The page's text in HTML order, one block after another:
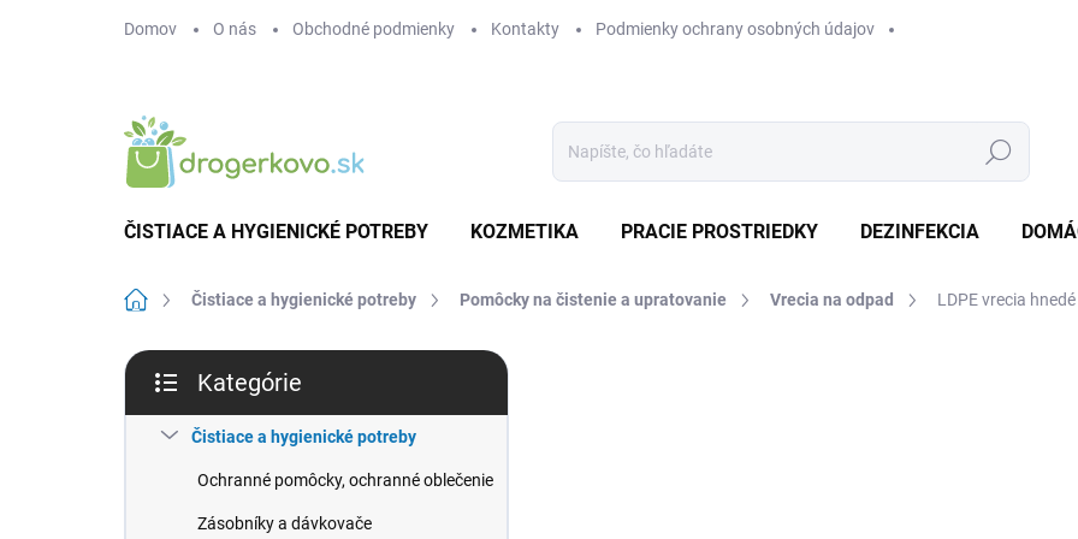
Domov O nás Obchodné podmienky Kontakty Podmienky ochrany osobných údajov
Hľadať
ČISTIACE A HYGIENICKÉ POTREBY KOZMETIKA PRACIE PROSTRIEDKY DEZINFEKCIA
DomovČistiace a hygienické potreby Pomôcky na čistenie a upratovanie Vrecia na odpad LDPE vrecia
B
č
kategórie
Kategórie
Čistiace a hygienické potreby
Ochranné pomôcky, ochranné oblečenie
Zásobníky a dávkovače